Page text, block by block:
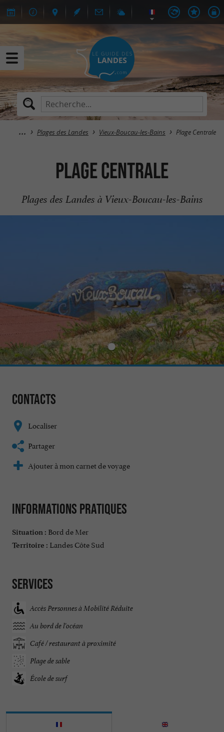
Plages des Landes Vieux-Boucau-les-Bains Plage Centrale
Plage Centrale
Plages des Landes à Vieux-Boucau-les-Bains
Contacts
Localiser
Partager
Ajouter à mon carnet de voyage
Informations pratiques
Situation : Bord de Mer
Territoire : Landes Côte Sud
Services
Accès Personnes à Mobilité Réduite
Au bord de l'océan
Café / restaurant à proximité
Plage de sable
École de surf